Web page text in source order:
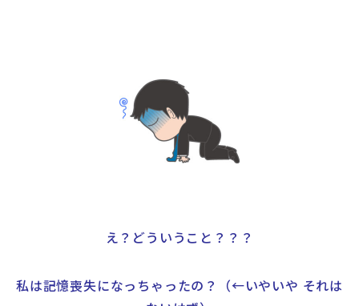
え？どういうこと？？？
私は記憶喪失になっちゃったの？（←いやいや それは